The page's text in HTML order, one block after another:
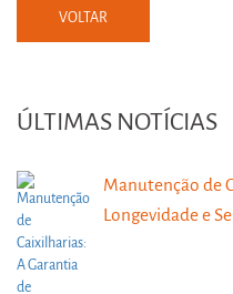
VOLTAR
ÚLTIMAS NOTÍCIAS
Manutenção de
Longevidade e